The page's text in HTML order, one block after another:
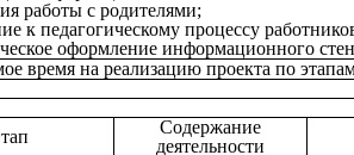
работы с родителями;
к педагогическому процессу
оформление информационного
время на реализацию проекта по
Содержание
деятельности